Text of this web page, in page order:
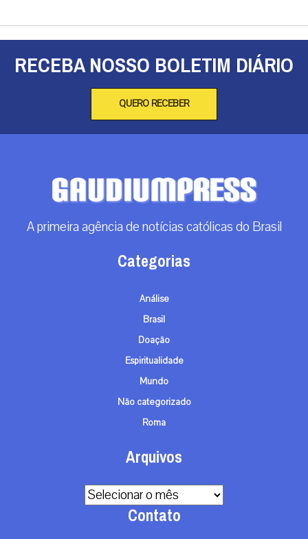
RECEBA NOSSO BOLETIM DIÁRIO
QUERO RECEBER
A primeira agência de notícias católicas do Brasil
Categorias
Análise
Brasil
Doação
Espiritualidade
Mundo
Não categorizado
Roma
Arquivos
Arquivos
Contato